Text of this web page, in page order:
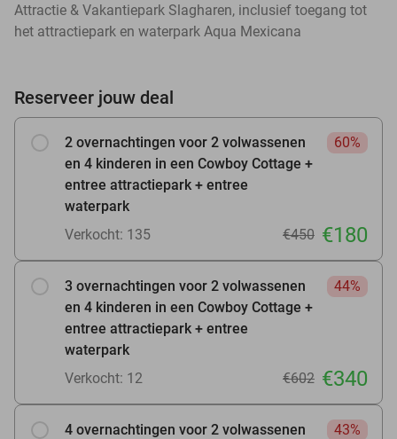
Attractie & Vakantiepark Slagharen, inclusief toegang tot
het attractiepark en waterpark Aqua Mexicana
Reserveer jouw deal
2 overnachtingen voor 2 volwassenen
en 4 kinderen in een Cowboy Cottage +
entree attractiepark + entree
waterpark
60%
Verkocht: 135 €450 €180
3 overnachtingen voor 2 volwassenen
en 4 kinderen in een Cowboy Cottage +
entree attractiepark + entree
waterpark
44%
Verkocht: 12 €602 €340
4 overnachtingen voor 2 volwassenen
43%